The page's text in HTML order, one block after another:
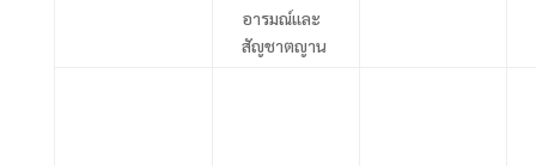
อารมณ์และ
สัญชาตญาน